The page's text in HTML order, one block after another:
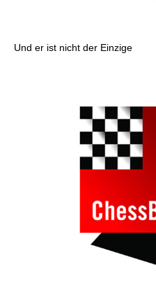
Und er ist nicht der Einzige